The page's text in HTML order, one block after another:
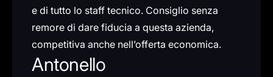
e di tutto lo staff tecnico. Consiglio senza
remore di dare fiducia a questa azienda,
competitiva anche nell’offerta economica.
Antonello